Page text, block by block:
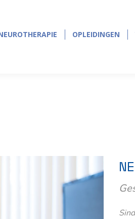
OPLEIDINGEN
OPLEIDINGEN